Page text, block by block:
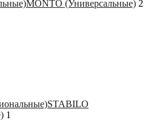
MONTO (Универсальные) 2
STABILO
1